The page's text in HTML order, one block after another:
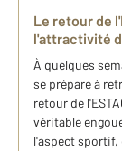
Le retour de
l'attractivité
À quelques
se prépare à
retour de
véritable
l'aspect sportif,